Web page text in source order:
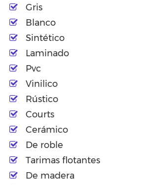
Gris
Blanco
Sintético
Laminado
Pvc
Vinilico
Rústico
Courts
Cerámico
De roble
Tarimas flotantes
De madera